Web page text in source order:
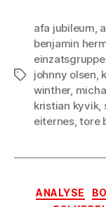
Tags
afa jubileum,
benjamin
johnny olsen,
winther,
kristian kyvik,
eiternes,tore
ANALYSE